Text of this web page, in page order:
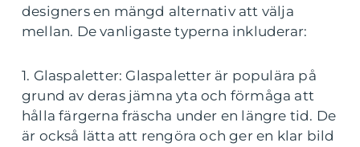
designers en mängd alternativ att välja
mellan. De vanligaste typerna inkluderar:
1. Glaspaletter: Glaspaletter är populära på
grund av deras jämna yta och förmåga att
hålla färgerna fräscha under en längre tid. De
är också lätta att rengöra och ger en klar bild